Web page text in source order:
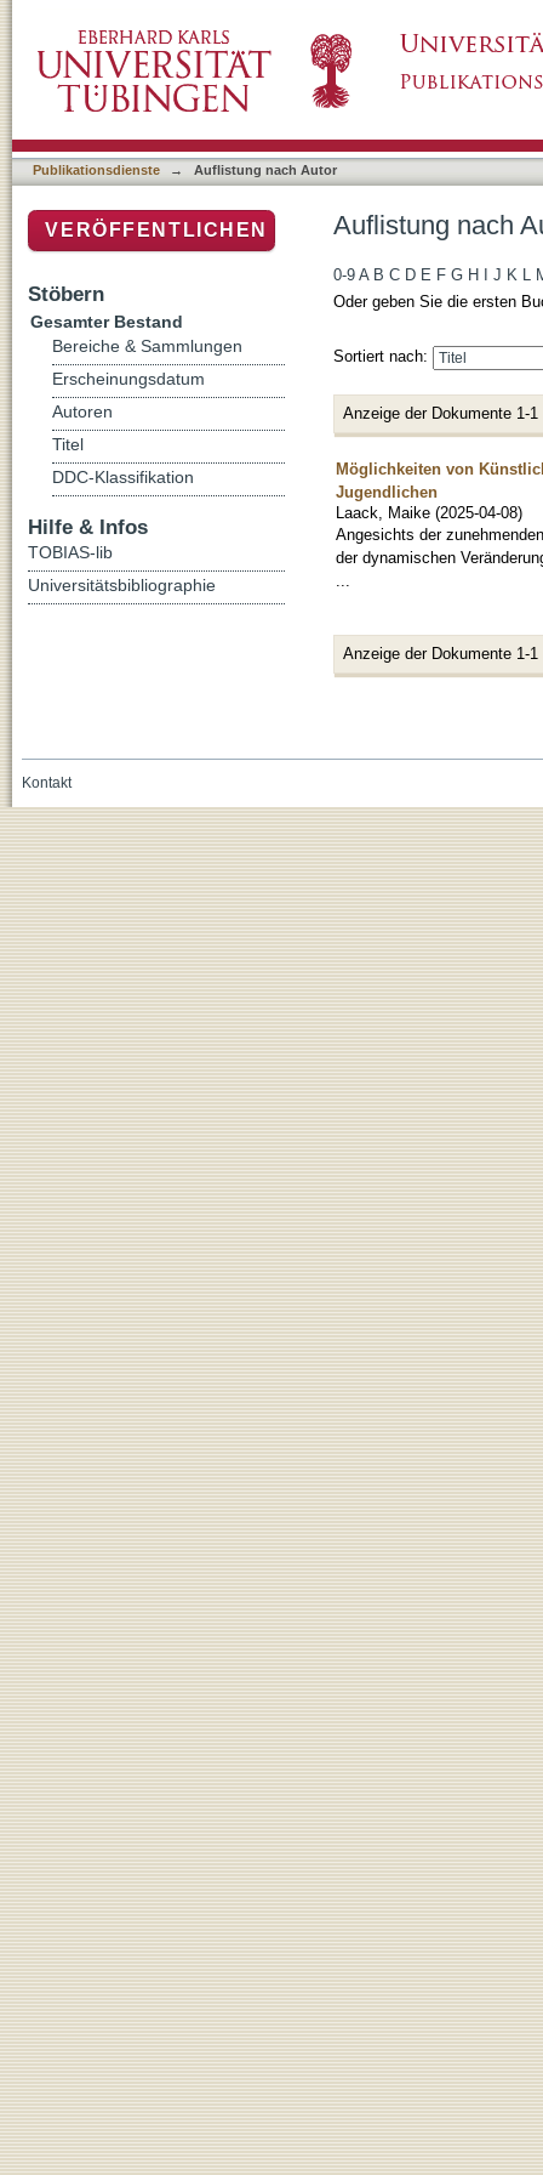
Publikationsdienste → Auflistung nach Autor
Auflistung nach
0-9 A B C D E F G H J K L
Oder geben Sie die ersten
Sortiert nach:
Anzeige der Dokumente 1-1
Möglichkeiten von
Jugendlichen
Laack, Maike (2025-04-08)
Angesichts der
der dynamischen
Anzeige der Dokumente 1-1
VERÖFFENTLICHEN
Stöbern
Gesamter Bestand
Bereiche & Sammlungen
Erscheinungsdatum
Autoren
Titel
DDC-Klassifikation
Hilfe & Infos
TOBIAS-lib
Universitätsbibliographie
Kontakt